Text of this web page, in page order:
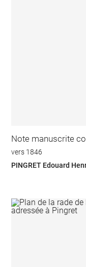
Note manuscrite
vers 1846
PINGRET Edouard